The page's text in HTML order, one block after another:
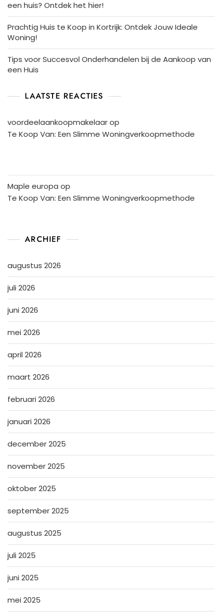
een huis? Ontdek het hier!
Prachtig Huis te Koop in Kortrijk: Ontdek Jouw Ideale
Woning!
Tips voor Succesvol Onderhandelen bij de Aankoop van
een Huis
LAATSTE REACTIES
voordeelaankoopmakelaarop
Te Koop Van: Een Slimme Woningverkoopmethode
Maple europa op
Te Koop Van: Een Slimme Woningverkoopmethode
ARCHIEF
augustus 2026
juli 2026
juni 2026
mei 2026
april 2026
maart 2026
februari 2026
januari 2026
december 2025
november 2025
oktober 2025
september 2025
augustus 2025
juli 2025
juni 2025
mei 2025